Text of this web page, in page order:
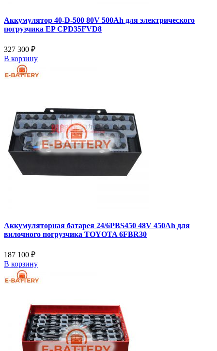
Аккумулятор 40-D-500 80V 500Ah для электрического
погрузчика EP CPD35FVD8
327 300 ₽
В корзину
Аккумуляторная батарея 24/6PBS450 48V 450Ah для
вилочного погрузчика TOYOTA 6FBR30
187 100 ₽
В корзину